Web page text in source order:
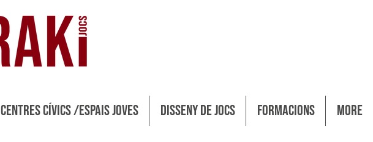
Centres Cívics /Espais Joves Disseny de Jocs Formacions More
Centres Cívics /Espais Joves Disseny de Jocs Formacions More